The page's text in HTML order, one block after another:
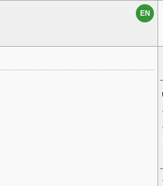
EN